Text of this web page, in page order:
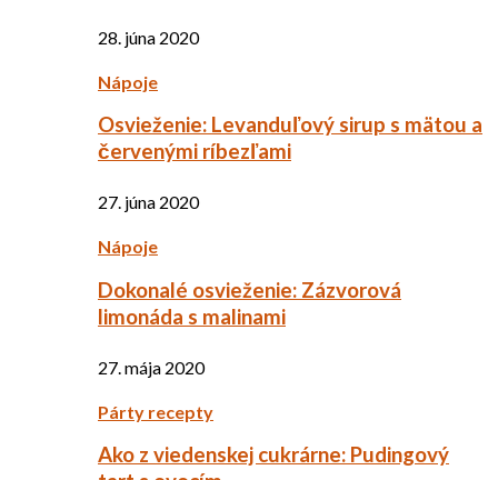
28. júna 2020
Nápoje
Osvieženie: Levanduľový sirup s mätou a
červenými ríbezľami
27. júna 2020
Nápoje
Dokonalé osvieženie: Zázvorová
limonáda s malinami
27. mája 2020
Párty recepty
Ako z viedenskej cukrárne: Pudingový